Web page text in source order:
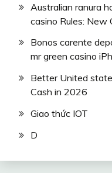
Australian ranura
casino Rules: New
Bonos carente
mr green casino
Better United
Cash in 2026
Giao thức IOT
D